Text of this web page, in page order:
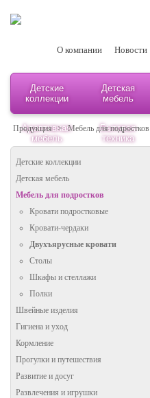
О компании Новости
Детские
коллекции
Детская
мебель
Адаптивная
мебель
Бытовая
техника
Продукция > Мебель для подростков
Детские коллекции
Детская мебель
Мебель для подростков
Кровати подростковые
Кровати-чердаки
Двухъярусные кровати
Столы
Шкафы и стеллажи
Полки
Швейные изделия
Гигиена и уход
Кормление
Прогулки и путешествия
Развитие и досуг
Развлечения и игрушки